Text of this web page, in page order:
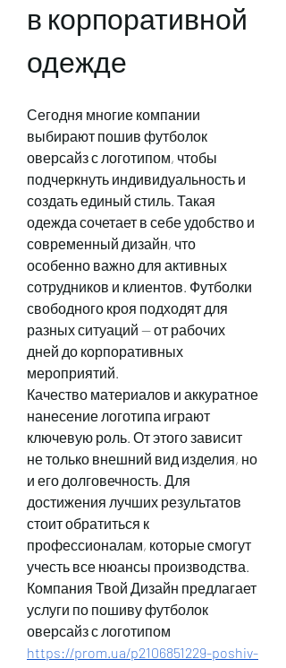
в корпоративной
одежде
Сегодня многие компании
выбирают пошив футболок
оверсайз с логотипом, чтобы
подчеркнуть индивидуальность и
создать единый стиль. Такая
одежда сочетает в себе удобство и
современный дизайн, что
особенно важно для активных
сотрудников и клиентов. Футболки
свободного кроя подходят для
разных ситуаций — от рабочих
дней до корпоративных
мероприятий.
Качество материалов и аккуратное
нанесение логотипа играют
ключевую роль. От этого зависит
не только внешний вид изделия, но
и его долговечность. Для
достижения лучших результатов
стоит обратиться к
профессионалам, которые смогут
учесть все нюансы производства.
Компания Твой Дизайн предлагает
услуги по пошиву футболок
https://prom.ua/p2106851229-poshiv-